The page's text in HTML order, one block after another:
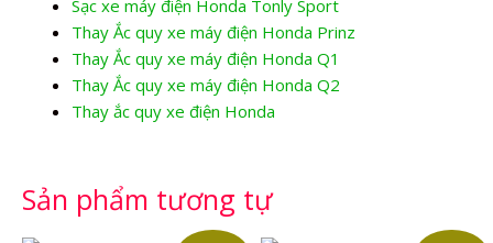
Sạc xe máy điện Honda Tonly Sport
Thay Ắc quy xe máy điện Honda Prinz
Thay Ắc quy xe máy điện Honda Q1
Thay Ắc quy xe máy điện Honda Q2
Thay ắc quy xe điện Honda
Sản phẩm tương tự